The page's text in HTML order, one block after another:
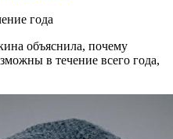
года
объяснила, почему
в течение всего года,